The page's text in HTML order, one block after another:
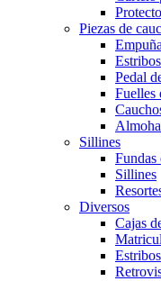
Piezas de
Estribos
Pedal
Fuelles
Sillines
Fundas
Sillines
Diversos
Cajas
Estribos